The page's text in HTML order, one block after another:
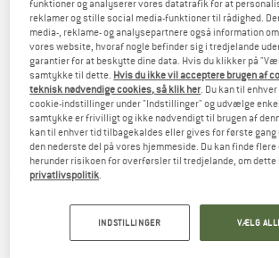
Detaljevisning
funktioner og analyserer vores datatrafik for at
reklamer og stille social media-funktioner til rådighed.
media-, reklame- og analysepartnere også information
vores website, hvoraf nogle befinder sig i tredjelande
garantier for at beskytte dine data. Hvis du klikker på
samtykke til dette. Hvis du ikke vil acceptere brugen af
teknisk nødvendige cookies, så klik her. Du kan til
cookie-indstillinger under "Indstillinger" og udvælge
samtykke er frivilligt og ikke nødvendigt til brugen af
kan til enhver tid tilbagekaldes eller gives for første
den nederste del på vores hjemmeside. Du kan finde
herunder risikoen for overførsler til tredjelande, om dette
privatlivspolitik.
INDSTILLINGER VÆLG